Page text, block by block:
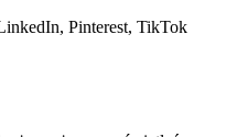
Pinterest, TikTok